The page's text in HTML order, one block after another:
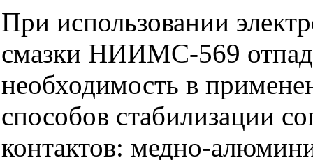
При использовании
смазки НИИМС-569
необходимость в
способов стабилизации
контактов: медно-